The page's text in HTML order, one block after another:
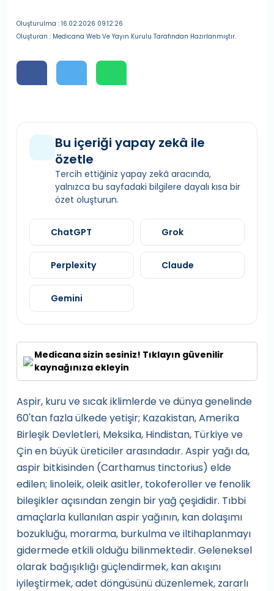
Oluşturulma : 16.02.2026 09:12:26
Oluşturan : Medicana Web Ve Yayın Kurulu Tarafından Hazırlanmıştır.
Bu içeriği yapay zekâ ile
özetle
Tercih ettiğiniz yapay zekâ aracında,
yalnızca bu sayfadaki bilgilere dayalı kısa bir
özet oluşturun.
ChatGPT Grok
Perplexity Claude
Gemini
Medicana sizin sesiniz! Tıklayın güvenilir
kaynağınıza ekleyin
Aspir, kuru ve sıcak iklimlerde ve dünya genelinde
60'tan fazla ülkede yetişir; Kazakistan, Amerika
Birleşik Devletleri, Meksika, Hindistan, Türkiye ve
Çin en büyük üreticiler arasındadır. Aspir yağı da,
aspir bitkisinden (Carthamus tinctorius) elde
edilen; linoleik, oleik asitler, tokoferoller ve fenolik
bileşikler açısından zengin bir yağ çeşididir. Tıbbi
amaçlarla kullanılan aspir yağının, kan dolaşımı
bozukluğu, morarma, burkulma ve iltihaplanmayı
gidermede etkili olduğu bilinmektedir. Geleneksel
olarak bağışıklığı güçlendirmek, kan akışını
iyileştirmek, adet döngüsünü düzenlemek, zararlı